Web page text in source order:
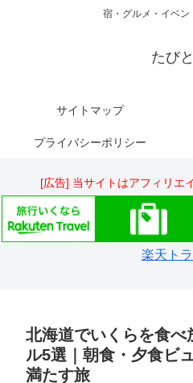
宿・グルメ・イベン
たび
サイトマップ
プライバシーポリシー
[広告] 当サイトはアフィリエ
楽天ト
北海道でいくらを食べ
ル5選｜朝食・夕食ビ
満たす旅